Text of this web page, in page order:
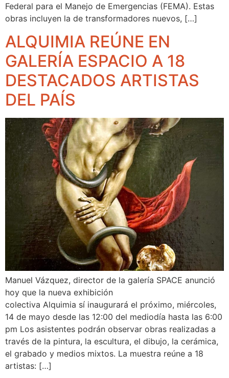
Federal para el Manejo de Emergencias (FEMA). Estas
obras incluyen la de transformadores nuevos, […]
ALQUIMIA REÚNE EN
GALERÍA ESPACIO A 18
DESTACADOS ARTISTAS
DEL PAÍS
Manuel Vázquez, director de la galería SPACE anunció
hoy que la nueva exhibición
colectiva Alquimia sí inaugurará el próximo, miércoles,
14 de mayo desde las 12:00 del mediodía hasta las 6:00
pm Los asistentes podrán observar obras realizadas a
través de la pintura, la escultura, el dibujo, la cerámica,
el grabado y medios mixtos. La muestra reúne a 18
artistas: […]